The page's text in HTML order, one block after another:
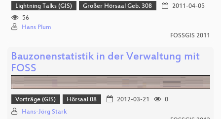
Lightning Talks (GIS) Großer Hörsaal Geb. 308
2011-04-05
56
Hans Plum
FOSSGIS 2011
Bauzonenstatistik in der Verwaltung mit
FOSS
Vorträge (GIS) Hörsaal 08 2012-03-21
0
Hans-Jörg Stark